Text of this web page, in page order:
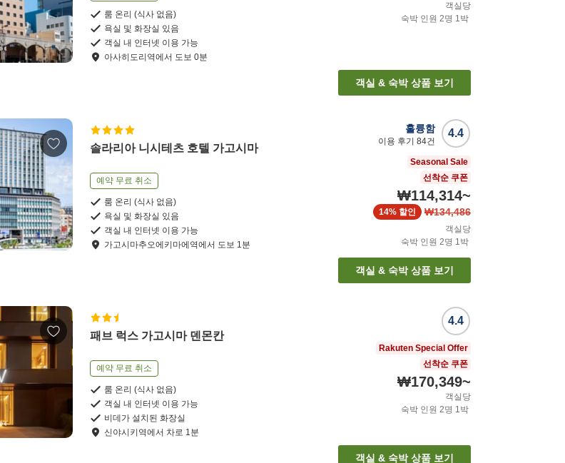
룸 온리 (식사 없음)
욕실 및 화장실 있음
객실 내 인터넷 이용 가능
아사히도리역에서 도보 0분
객실당
숙박 인원 2명 1박
객실 & 숙박 상품 보기
솔라리아 니시테츠 호텔 가고시마
예약 무료 취소
룸 온리 (식사 없음)
욕실 및 화장실 있음
객실 내 인터넷 이용 가능
가고시마추오에키마에역에서 도보 1분
4.4
훌륭함
이용 후기 84건
Seasonal Sale
선착순 쿠폰
₩114,314~
₩134,486
14% 할인
객실당
숙박 인원 2명 1박
객실 & 숙박 상품 보기
패브 럭스 가고시마 덴몬칸
예약 무료 취소
룸 온리 (식사 없음)
객실 내 인터넷 이용 가능
비데가 설치된 화장실
신야시키역에서 차로 1분
4.4
Rakuten Special Offer
선착순 쿠폰
₩170,349~
객실당
숙박 인원 2명 1박
객실 & 숙박 상품 보기